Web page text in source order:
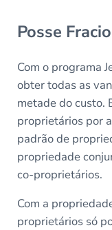
Posse
Com o programa
obter todas as
metade do custo.
proprietários por
padrão de
propriedade
co-proprietários.
Com a
proprietários só